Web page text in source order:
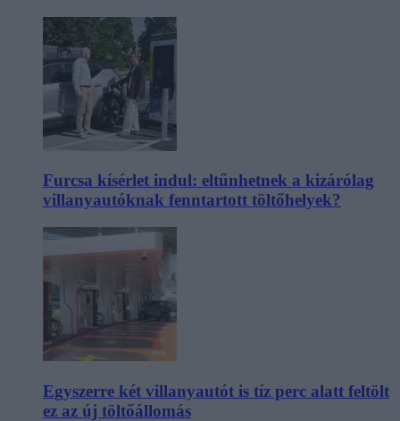
Furcsa kísérlet indul: eltűnhetnek a kizárólag
villanyautóknak fenntartott töltőhelyek?
Egyszerre két villanyautót is tíz perc alatt feltölt
ez az új töltőállomás